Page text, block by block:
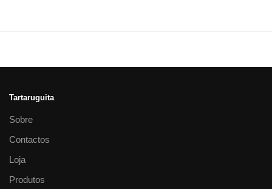
Tartaruguita
Sobre
Contactos
Loja
Produtos